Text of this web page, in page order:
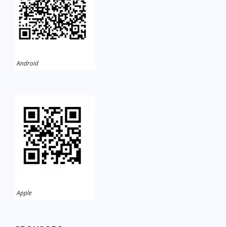
Android
Apple